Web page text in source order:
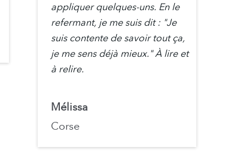
appliquer quelques-uns. En le
refermant, je me suis dit : "Je
suis contente de savoir tout ça,
je me sens déjà mieux." À lire et
à relire.
Mélissa
Corse